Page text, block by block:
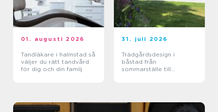
01. augusti 2026
Tandläkare i halmstad så
väljer du rätt tandvård
för dig och din familj
31. juli 2026
Trädgårdsdesign i
båstad från
sommarställe till